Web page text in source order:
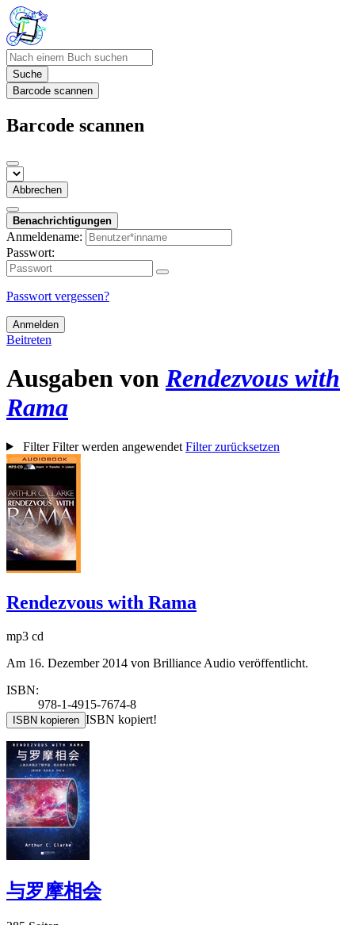
Suche
Barcode scannen
Barcode scannen
Abbrechen
Benachrichtigungen
Anmeldename:
Passwort:
Passwort vergessen?
Anmelden
Beitreten
Ausgaben von Rendezvous with
Rama
FilterFilter werden angewendet Filter zurücksetzen
Rendezvous with Rama
mp3 cd
Am 16. Dezember 2014 von Brilliance Audio veröffentlicht.
ISBN:
978-1-4915-7674-8
ISBN kopieren ISBN kopiert!
与罗摩相会